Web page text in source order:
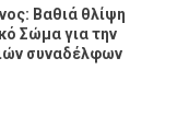
Βαθιά θλίψη
Σώμα για την
συναδέλφων